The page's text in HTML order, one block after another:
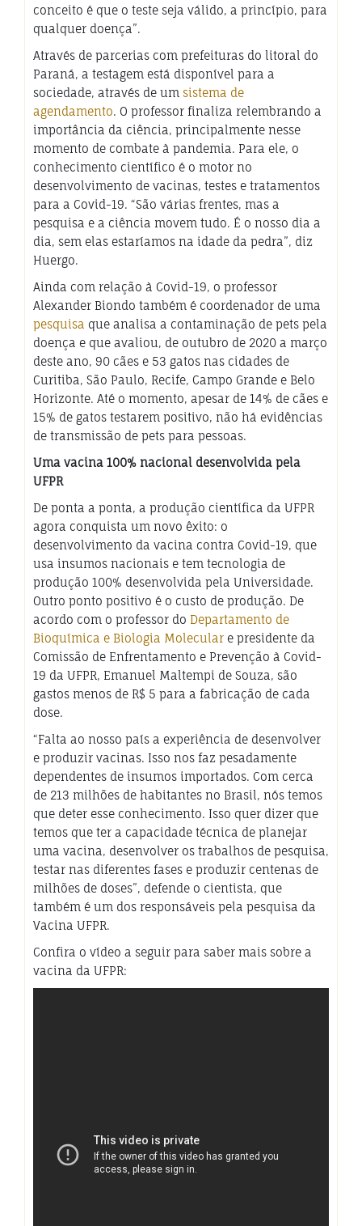
conceito é que o teste seja válido, a princípio, para
qualquer doença”.
Através de parcerias com prefeituras do litoral do
Paraná, a testagem está disponível para a
sociedade, através de um sistema de
agendamento. O professor finaliza relembrando a
importância da ciência, principalmente nesse
momento de combate à pandemia. Para ele, o
conhecimento científico é o motor no
desenvolvimento de vacinas, testes e tratamentos
para a Covid-19. “São várias frentes, mas a
pesquisa e a ciência movem tudo. É o nosso dia a
dia, sem elas estaríamos na idade da pedra”, diz
Huergo.
Ainda com relação à Covid-19, o professor
Alexander Biondo também é coordenador de uma
pesquisa que analisa a contaminação de pets pela
doença e que avaliou, de outubro de 2020 a março
deste ano, 90 cães e 53 gatos nas cidades de
Curitiba, São Paulo, Recife, Campo Grande e Belo
Horizonte. Até o momento, apesar de 14% de cães e
15% de gatos testarem positivo, não há evidências
de transmissão de pets para pessoas.
Uma vacina 100% nacional desenvolvida pela
UFPR
De ponta a ponta, a produção científica da UFPR
agora conquista um novo êxito: o
desenvolvimento da vacina contra Covid-19, que
usa insumos nacionais e tem tecnologia de
produção 100% desenvolvida pela Universidade.
Outro ponto positivo é o custo de produção. De
acordo com o professor do Departamento de
Bioquímica e Biologia Molecular e presidente da
Comissão de Enfrentamento e Prevenção à Covid-
19 da UFPR, Emanuel Maltempi de Souza, são
gastos menos de R$ 5 para a fabricação de cada
dose.
“Falta ao nosso país a experiência de desenvolver
e produzir vacinas. Isso nos faz pesadamente
dependentes de insumos importados. Com cerca
de 213 milhões de habitantes no Brasil, nós temos
que deter esse conhecimento. Isso quer dizer que
temos que ter a capacidade técnica de planejar
uma vacina, desenvolver os trabalhos de pesquisa,
testar nas diferentes fases e produzir centenas de
milhões de doses”, defende o cientista, que
também é um dos responsáveis pela pesquisa da
Vacina UFPR.
Confira o vídeo a seguir para saber mais sobre a
vacina da UFPR: